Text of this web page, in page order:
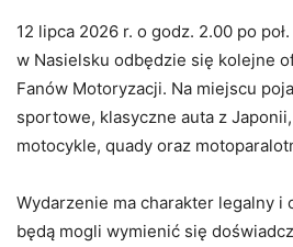
12 lipca 2026 r. o godz. 2.00 po
w Nasielsku odbędzie się kolejne
Fanów Motoryzacji. Na miejscu
sportowe, klasyczne auta z
motocykle, quady oraz
Wydarzenie ma charakter legalny i
będą mogli wymienić się